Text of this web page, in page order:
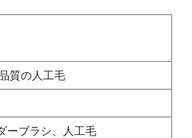
質の人工毛
ーブラシ、人工毛